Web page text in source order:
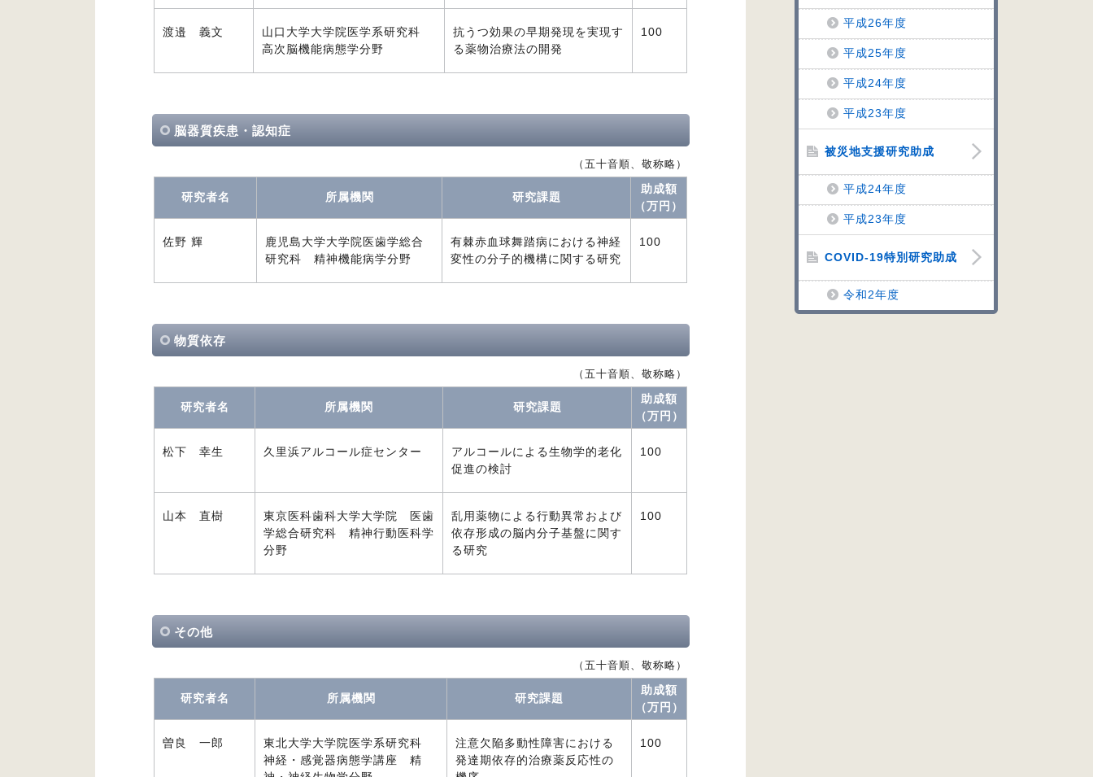
平成26年度
平成25年度
平成24年度
平成23年度
被災地支援研究助成
平成24年度
平成23年度
COVID-19特別研究助成
令和2年度
渡邉 義文
山口大学大学院医学系研究科
高次脳機能病態学分野
抗うつ効果の早期発現を実現す
る薬物治療法の開発
100
脳器質疾患・認知症
（五十音順、敬称略）
研究者名 所属機関 研究課題
助成額
（万円）
佐野 輝
鹿児島大学大学院医歯学総合
研究科 精神機能病学分野
有棘赤血球舞踏病における神経
変性の分子的機構に関する研究
100
物質依存
（五十音順、敬称略）
研究者名 所属機関 研究課題
助成額
（万円）
松下 幸生 久里浜アルコール症センター
アルコールによる生物学的老化
促進の検討
100
山本 直樹
東京医科歯科大学大学院 医歯
学総合研究科 精神行動医科学
分野
乱用薬物による行動異常および
依存形成の脳内分子基盤に関す
る研究
100
その他
（五十音順、敬称略）
研究者名 所属機関 研究課題
助成額
（万円）
曽良 一郎
東北大学大学院医学系研究科
神経・感覚器病態学講座 精
注意欠陥多動性障害における
発達期依存的治療薬反応性の
100